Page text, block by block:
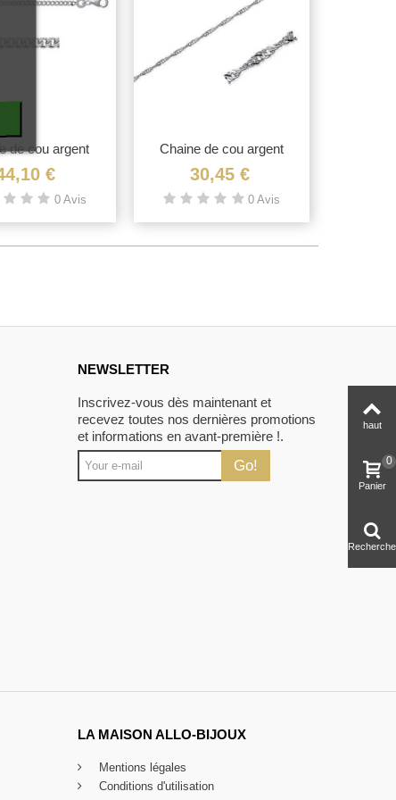
Vue rapide
de cou argent
massif...
€
0 Avis
Vue rapide
Chaine de cou argent
massif...
30,45 €
0 Avis
NEWSLETTER
Inscrivez-vous dès maintenant et
recevez toutes nos dernières promotions
et informations en avant-première !.
Go!
LA MAISON ALLO-BIJOUX
Mentions légales
Conditions d'utilisation
haut
Panier
0